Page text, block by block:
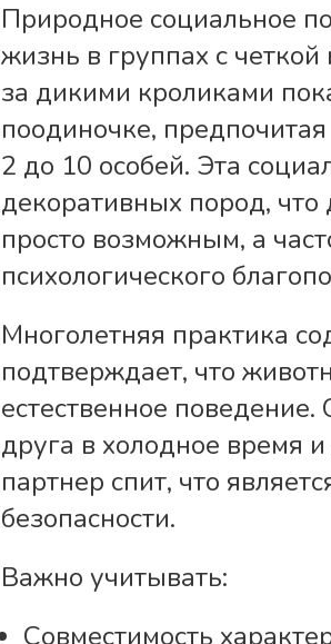
Природное социальное
жизнь в группах с
за дикими кроликами
поодиночке,
2 до 10 особей. Эта
декоративных пород, что
просто возможным, а
психологического
Многолетняя практика
подтверждает, что
естественное
друга в холодное время
партнер спит, что
безопасности.
Важно учитывать:
Совместимость